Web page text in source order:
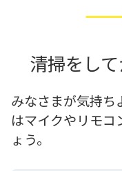
清掃をし
みなさまが気持
はマイクやリモコ
ょう。​